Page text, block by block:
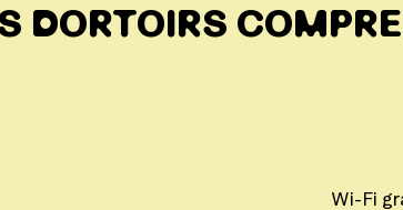
DORTOIRS
Wi-Fi